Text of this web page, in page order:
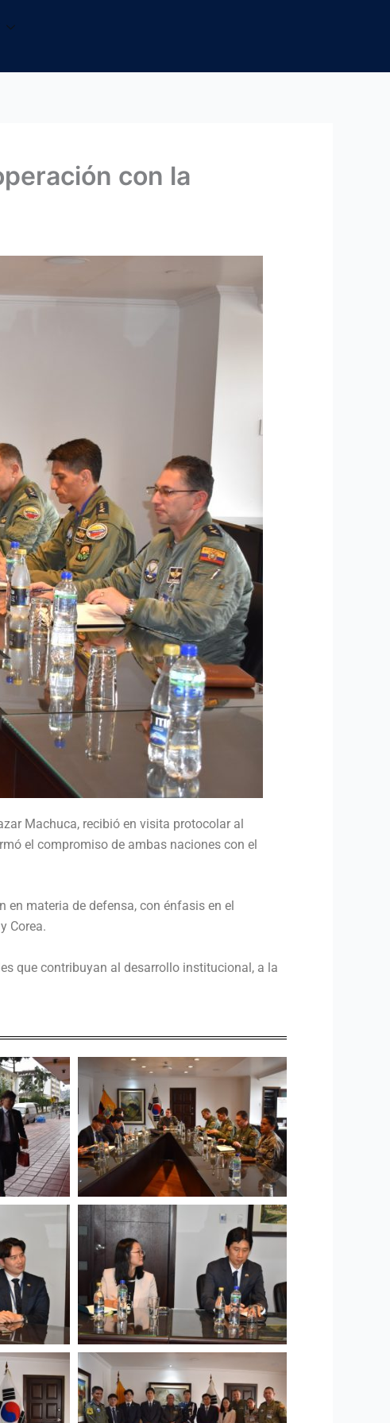
con la
Machuca, recibió en visita protocolar al
el compromiso de ambas naciones con el
materia de defensa, con énfasis en el
Corea.
que contribuyan al desarrollo institucional, a la